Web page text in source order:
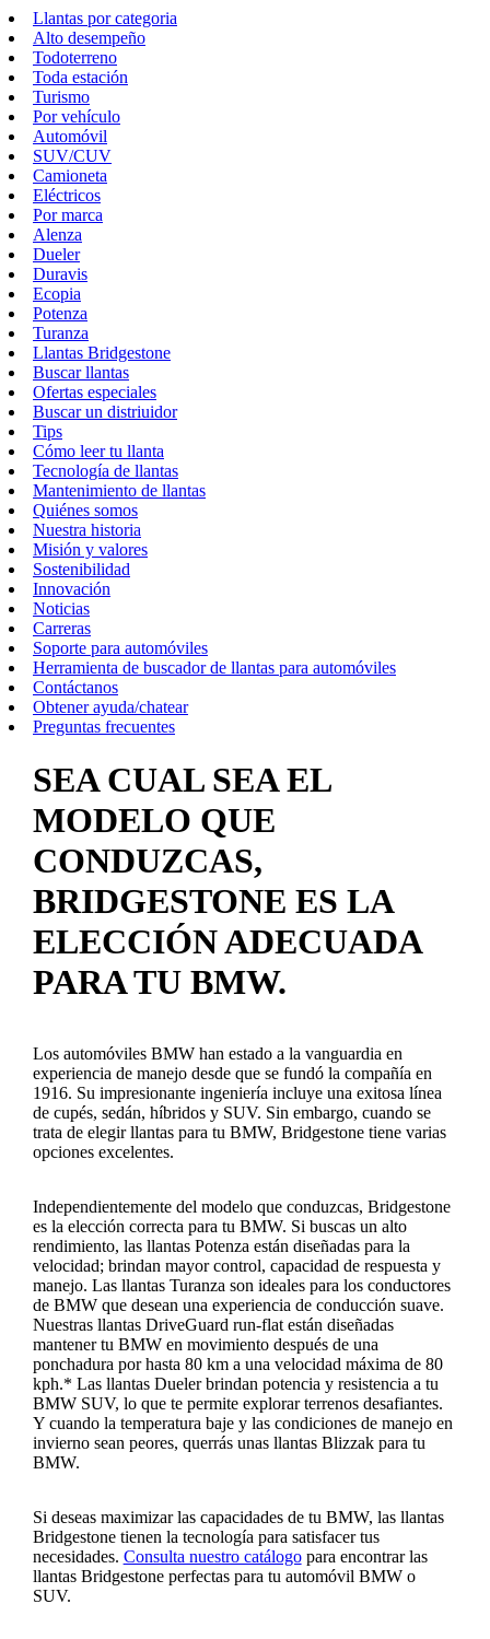
Llantas por categoria
Alto desempeño
Todoterreno
Toda estación
Turismo
Por vehículo
Automóvil
SUV/CUV
Camioneta
Eléctricos
Por marca
Alenza
Dueler
Duravis
Ecopia
Potenza
Turanza
Llantas Bridgestone
Buscar llantas
Ofertas especiales
Buscar un distriuidor
Tips
Cómo leer tu llanta
Tecnología de llantas
Mantenimiento de llantas
Quiénes somos
Nuestra historia
Misión y valores
Sostenibilidad
Innovación
Noticias
Carreras
Soporte para automóviles
Herramienta de buscador de llantas para automóviles
Contáctanos
Obtener ayuda/chatear
Preguntas frecuentes
SEA CUAL SEA EL
MODELO QUE
CONDUZCAS,
BRIDGESTONE ES LA
ELECCIÓN ADECUADA
PARA TU BMW.
Los automóviles BMW han estado a la vanguardia en
experiencia de manejo desde que se fundó la compañía en
1916. Su impresionante ingeniería incluye una exitosa línea
de cupés, sedán, híbridos y SUV. Sin embargo, cuando se
trata de elegir llantas para tu BMW, Bridgestone tiene varias
opciones excelentes.
Independientemente del modelo que conduzcas, Bridgestone
es la elección correcta para tu BMW. Si buscas un alto
rendimiento, las llantas Potenza están diseñadas para la
velocidad; brindan mayor control, capacidad de respuesta y
manejo. Las llantas Turanza son ideales para los conductores
de BMW que desean una experiencia de conducción suave.
Nuestras llantas DriveGuard run-flat están diseñadas
mantener tu BMW en movimiento después de una
ponchadura por hasta 80 km a una velocidad máxima de 80
kph.* Las llantas Dueler brindan potencia y resistencia a tu
BMW SUV, lo que te permite explorar terrenos desafiantes.
Y cuando la temperatura baje y las condiciones de manejo en
invierno sean peores, querrás unas llantas Blizzak para tu
BMW.
Si deseas maximizar las capacidades de tu BMW, las llantas
Bridgestone tienen la tecnología para satisfacer tus
necesidades. Consulta nuestro catálogopara encontrar las
llantas Bridgestone perfectas para tu automóvil BMW o
SUV.